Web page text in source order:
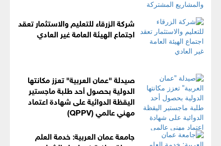
شركة الزرقاء للتعليم والاستثمار تعقد
اجتماع الهيئة العامة غير العادي
صيدلة "عمان العربية" تعزز مكانتها
الدولية بحصول أحد طلبة ماجستير
اليقظة الدوائية على شهادة اعتماد
مهني عالمي (QPPV)
جامعة عمان العربية: خدمة العلم